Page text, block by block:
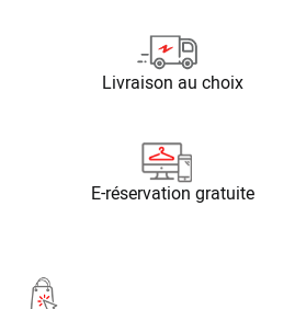
Livraison au choix
E-réservation gratuite